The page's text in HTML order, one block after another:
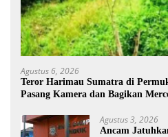
Agustus 6, 2026
Teror Harimau Sumatra di
Pasang Kamera dan Bagikan
Agustus 3, 2026
Ancam